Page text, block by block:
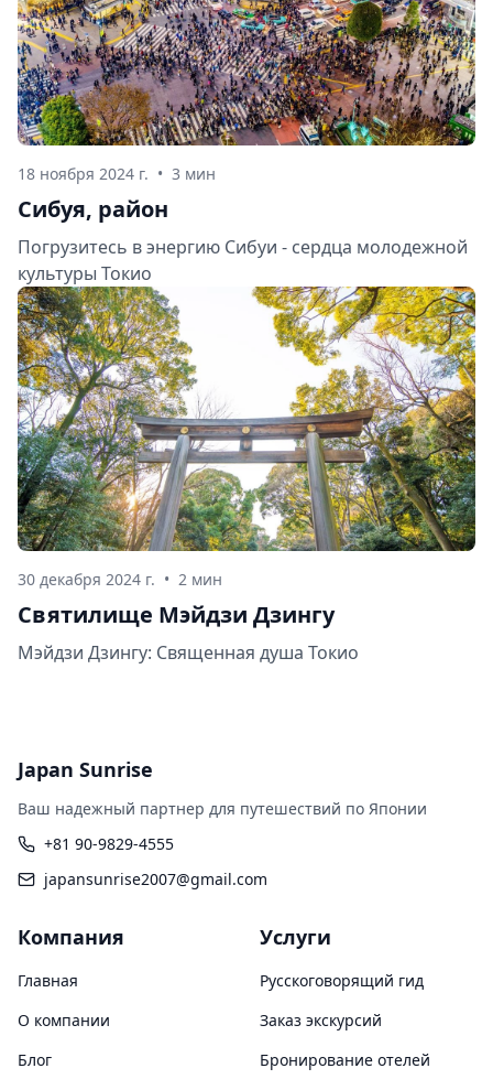
18 ноября 2024 г. • 3 мин
Сибуя, район
Погрузитесь в энергию Сибуи - сердца молодежной
культуры Токио
30 декабря 2024 г. • 2 мин
Святилище Мэйдзи Дзингу
Мэйдзи Дзингу: Священная душа Токио
Japan Sunrise
Ваш надежный партнер для путешествий по Японии
+81 90-9829-4555
japansunrise2007@gmail.com
Компания
Главная
О компании
Блог
Услуги
Русскоговорящий гид
Заказ экскурсий
Бронирование отелей